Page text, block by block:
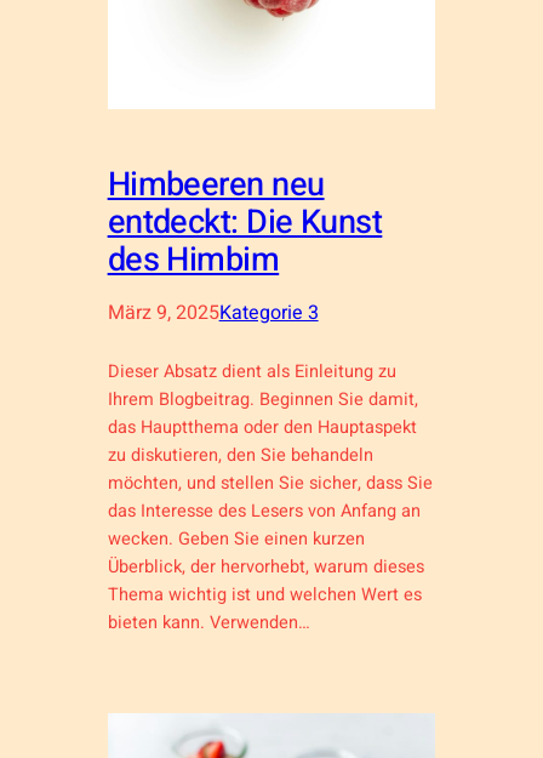
Himbeeren neu
entdeckt: Die Kunst
des Himbim
März 9, 2025Kategorie 3
Dieser Absatz dient als Einleitung zu
Ihrem Blogbeitrag. Beginnen Sie damit,
das Hauptthema oder den Hauptaspekt
zu diskutieren, den Sie behandeln
möchten, und stellen Sie sicher, dass Sie
das Interesse des Lesers von Anfang an
wecken. Geben Sie einen kurzen
Überblick, der hervorhebt, warum dieses
Thema wichtig ist und welchen Wert es
bieten kann. Verwenden…